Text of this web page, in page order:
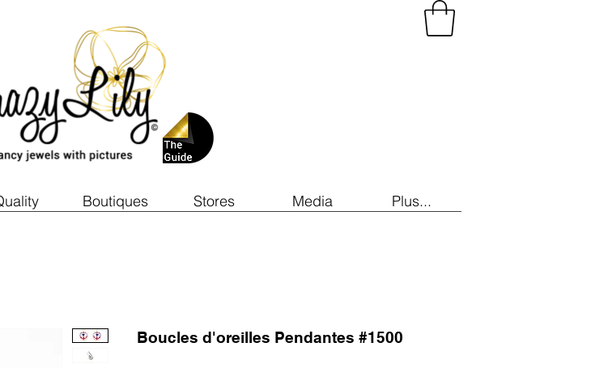
Boutiques Stores Media Plus...
Boucles d'oreilles Pendantes #1500